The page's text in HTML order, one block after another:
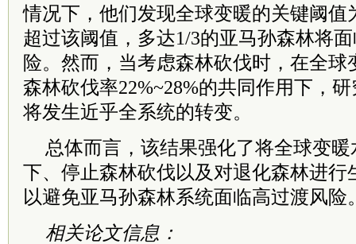
情况下，他们发现全球变暖的关键阈
超过该阈值，多达1/3的亚马孙森林将
险。然而，当考虑森林砍伐时，在全球
森林砍伐率22%~28%的共同作用下，
将发生近乎全系统的转变。
总体而言，该结果强化了将全球变
下、停止森林砍伐以及对退化森林进行
以避免亚马孙森林系统面临高过渡风险
相关论文信息：